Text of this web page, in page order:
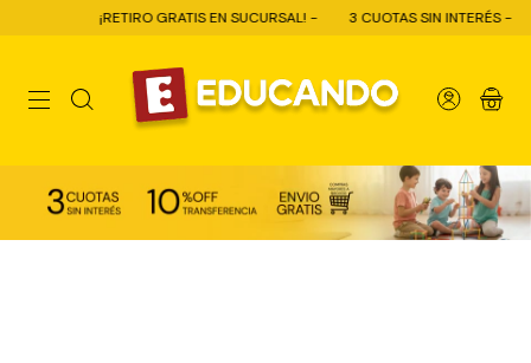
¡RETIRO GRATIS EN SUCURSAL! - 3 CUOTAS SIN INTERÉS -
0